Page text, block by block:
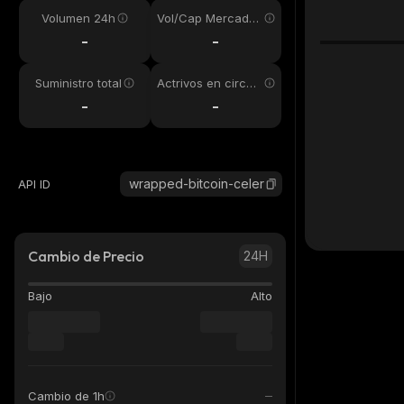
Volumen 24h
-
Vol/Cap Mercado
-
Suministro total
-
Actrivos en circul
-
API ID wrapped-bitcoin-celer
Cambio de Precio 24H
Bajo Alto
Cambio de 1h